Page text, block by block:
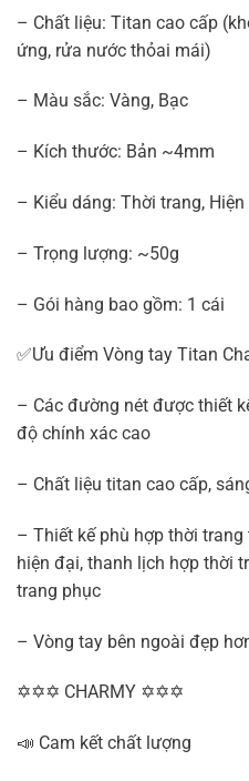
– Chất liệu: Titan cao cấp
ứng, rửa nước thỏai mái)
– Màu sắc: Vàng, Bạc
– Kích thước: Bản ~4mm
– Kiểu dáng: Thời trang, Hiện
– Trọng lượng: ~50g
– Gói hàng bao gồm: 1 cái
✅Ưu điểm Vòng tay Titan
– Các đường nét được thiết
độ chính xác cao
– Chất liệu titan cao cấp,
– Thiết kế phù hợp thời
hiện đại, thanh lịch hợp thời
trang phục
– Vòng tay bên ngoài đẹp
✡✡✡ CHARMY ✡✡✡
📣 Cam kết chất lượng